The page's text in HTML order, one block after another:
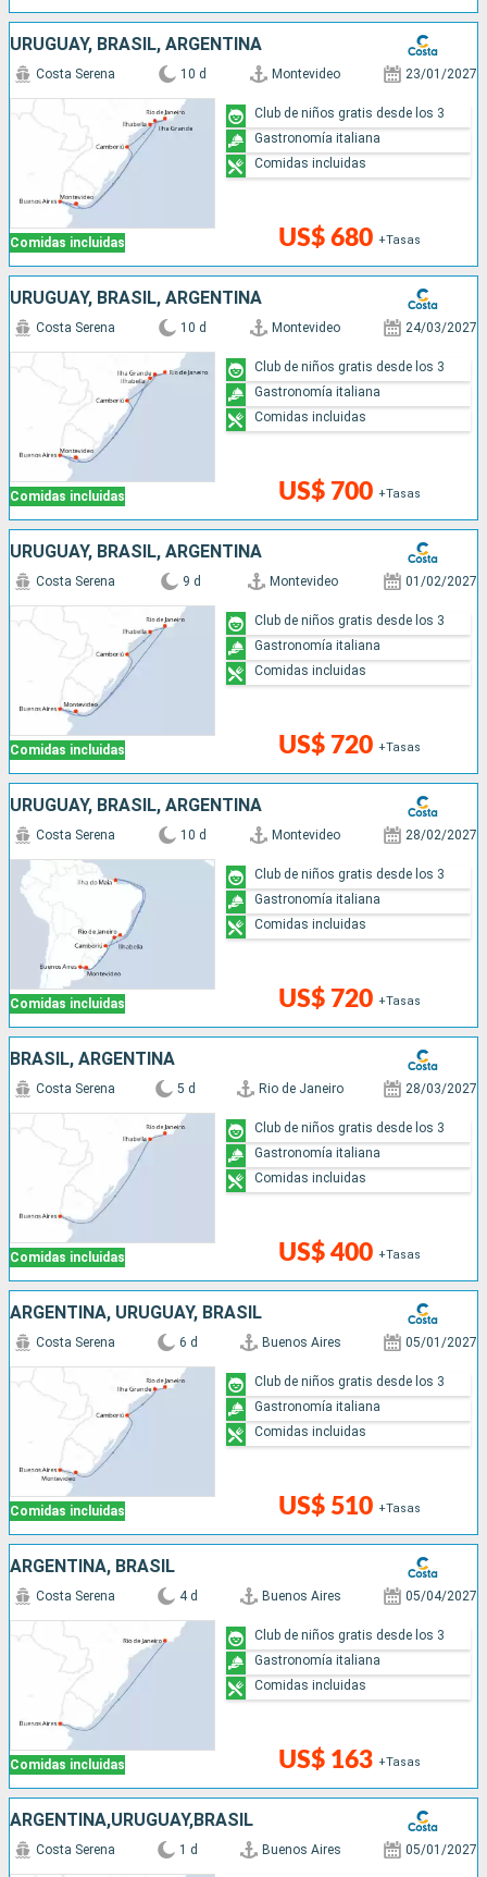
URUGUAY, BRASIL, ARGENTINA
Comidas incluidas
Costa Serena 10 d Montevideo 23/01/2027
US$ 680 +Tasas
Club de niños gratis desde los 3
Gastronomía italiana
Comidas incluidas
URUGUAY, BRASIL, ARGENTINA
Comidas incluidas
Costa Serena 10 d Montevideo 24/03/2027
US$ 700 +Tasas
Club de niños gratis desde los 3
Gastronomía italiana
Comidas incluidas
URUGUAY, BRASIL, ARGENTINA
Comidas incluidas
Costa Serena 9 d Montevideo 01/02/2027
US$ 720 +Tasas
Club de niños gratis desde los 3
Gastronomía italiana
Comidas incluidas
URUGUAY, BRASIL, ARGENTINA
Comidas incluidas
Costa Serena 10 d Montevideo 28/02/2027
US$ 720 +Tasas
Club de niños gratis desde los 3
Gastronomía italiana
Comidas incluidas
BRASIL, ARGENTINA
Comidas incluidas
Costa Serena 5 d Rio de Janeiro 28/03/2027
US$ 400 +Tasas
Club de niños gratis desde los 3
Gastronomía italiana
Comidas incluidas
ARGENTINA, URUGUAY, BRASIL
Comidas incluidas
Costa Serena 6 d Buenos Aires 05/01/2027
US$ 510 +Tasas
Club de niños gratis desde los 3
Gastronomía italiana
Comidas incluidas
ARGENTINA, BRASIL
Comidas incluidas
Costa Serena 4 d Buenos Aires 05/04/2027
US$ 163 +Tasas
Club de niños gratis desde los 3
Gastronomía italiana
Comidas incluidas
ARGENTINA,URUGUAY,BRASIL
Costa Serena 1 d Buenos Aires 05/01/2027